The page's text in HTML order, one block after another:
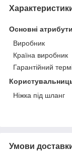
Основні атрибути
Виробник
Країна виробник
Гарантійний
Ніжка під шланг
Умови